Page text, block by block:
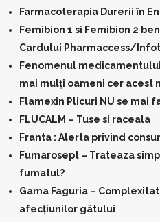
Farmacoterapia Durerii în
Femibion 1 si Femibion 2
Cardului Pharmaccess/
Fenomenul
mai mulţi oameni cer acest
Flamexin Plicuri NU se mai
FLUCALM – Tuse si raceala
Franta : Alerta privind
Fumarosept – Trateaza
fumatul?
Gama Faguria –
afecțiunilor gâtului